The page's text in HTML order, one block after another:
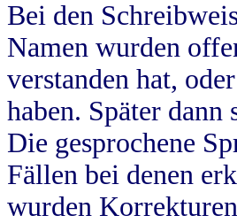
Bei den
Namen wurden
verstanden hat,
haben. Später
Die gesprochene
Fällen bei denen
wurden